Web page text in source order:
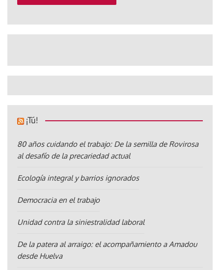
¡Tú!
80 años cuidando el trabajo: De la semilla de Rovirosa
al desafío de la precariedad actual
Ecología integral y barrios ignorados
Democracia en el trabajo
Unidad contra la siniestralidad laboral
De la patera al arraigo: el acompañamiento a Amadou
desde Huelva